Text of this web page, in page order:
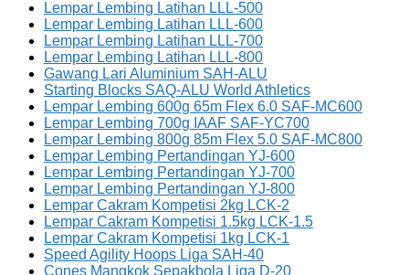
Lempar Lembing Latihan LLL-500
Lempar Lembing Latihan LLL-600
Lempar Lembing Latihan LLL-700
Lempar Lembing Latihan LLL-800
Gawang Lari Aluminium SAH-ALU
Starting Blocks SAQ-ALU World Athletics
Lempar Lembing 600g 65m Flex 6.0 SAF-MC600
Lempar Lembing 700g IAAF SAF-YC700
Lempar Lembing 800g 85m Flex 5.0 SAF-MC800
Lempar Lembing Pertandingan YJ-600
Lempar Lembing Pertandingan YJ-700
Lempar Lembing Pertandingan YJ-800
Lempar Cakram Kompetisi 2kg LCK-2
Lempar Cakram Kompetisi 1.5kg LCK-1.5
Lempar Cakram Kompetisi 1kg LCK-1
Speed Agility Hoops Liga SAH-40
Cones Mangkok Sepakbola Liga D-20